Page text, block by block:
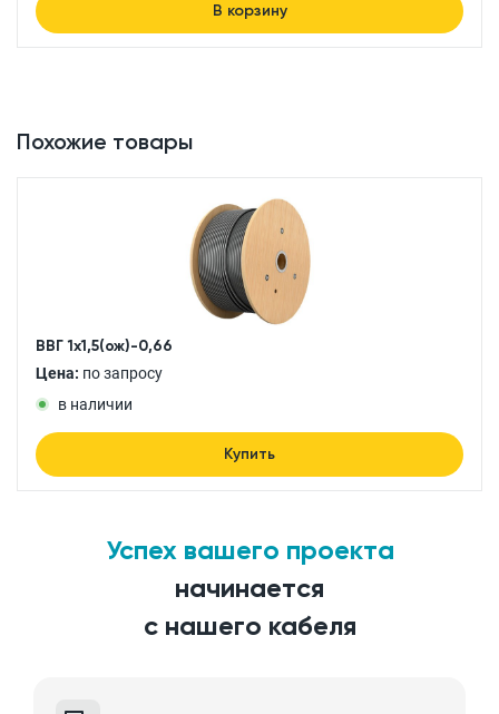
В корзину
Похожие товары
ВВГ 1x1,5(ож)-0,66
Цена: по запросу
в наличии
Купить
Успех вашего проекта
начинается
с нашего кабеля